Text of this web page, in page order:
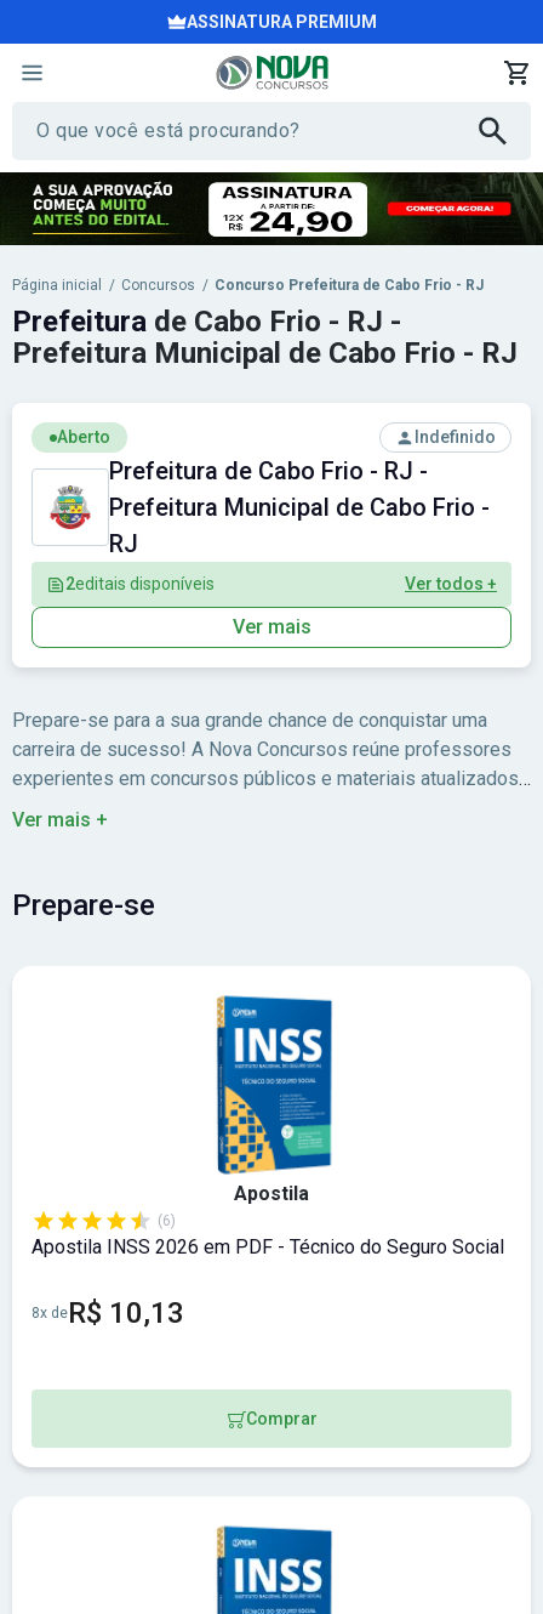
ASSINATURA PREMIUM
Página inicial / Concursos / Concurso Prefeitura de Cabo Frio - RJ
Aberto Indefinido
Prefeitura de Cabo Frio - RJ -
Prefeitura Municipal de Cabo Frio -
RJ
2editais disponíveis Ver todos +
Ver mais
Prefeitura de Cabo Frio - RJ -
Prefeitura Municipal de Cabo Frio - RJ
Prepare-se para a sua grande chance de conquistar uma
carreira de sucesso! A Nova Concursos reúne professores
experientes em concursos públicos e materiais atualizados
para você estudar com foco no edital.
Ver mais +
Prepare-se
Apostila
(6)
Apostila INSS 2026 em PDF - Técnico do Seguro Social
8x deR$ 10,13
Comprar